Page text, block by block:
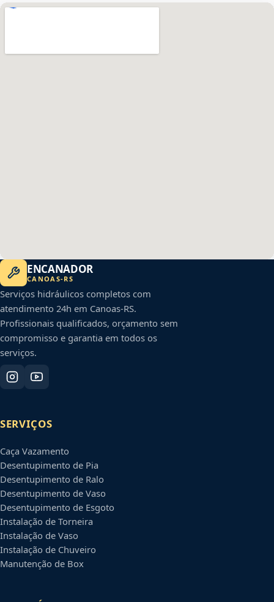
ENCANADOR
CANOAS-RS
Serviços hidráulicos completos com
atendimento 24h em Canoas-RS.
Profissionais qualificados, orçamento sem
compromisso e garantia em todos os
serviços.
SERVIÇOS
Caça Vazamento
Desentupimento de Pia
Desentupimento de Ralo
Desentupimento de Vaso
Desentupimento de Esgoto
Instalação de Torneira
Instalação de Vaso
Instalação de Chuveiro
Manutenção de Box